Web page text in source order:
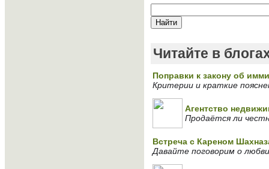
Читайте в
Поправки к закону об
Критерии и краткие
Агентство
Продаётся ли
Встреча с Кареном
Давайте поговорим о любви